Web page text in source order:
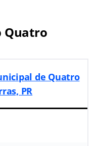
Quatro
de Quatro
PR